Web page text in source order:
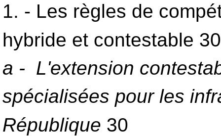
1. - Les règles de
hybride et contestable 30
a - L'extension
spécialisées pour les
République 30